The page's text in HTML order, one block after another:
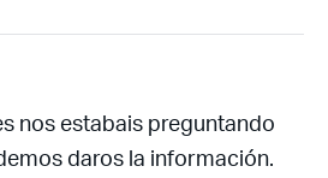
nos estabais preguntando
daros la información.